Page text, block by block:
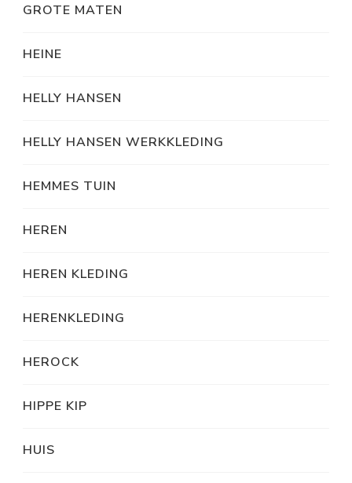
GROTE MATEN
HEINE
HELLY HANSEN
HELLY HANSEN WERKKLEDING
HEMMES TUIN
HEREN
HEREN KLEDING
HERENKLEDING
HEROCK
HIPPE KIP
HUIS